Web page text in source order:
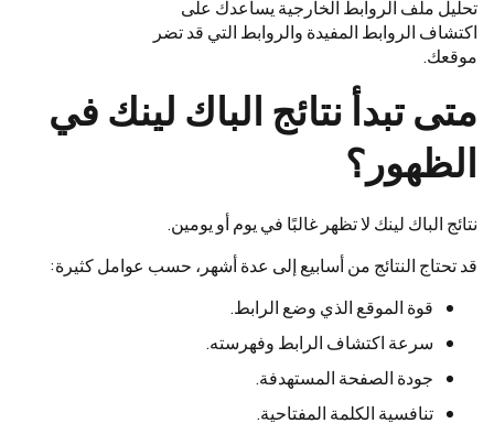
تحليل ملف الروابط الخارجية يساعدك على
اكتشاف الروابط المفيدة والروابط التي قد تضر
موقعك.
متى تبدأ نتائج الباك لينك في
الظهور؟
نتائج الباك لينك لا تظهر غالبًا في يوم أو يومين.
قد تحتاج النتائج من أسابيع إلى عدة أشهر، حسب عوامل كثيرة:
قوة الموقع الذي وضع الرابط.
سرعة اكتشاف الرابط وفهرسته.
جودة الصفحة المستهدفة.
تنافسية الكلمة المفتاحية.